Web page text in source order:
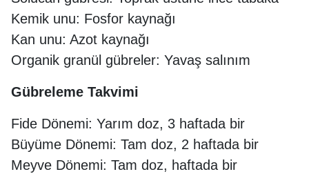
Kemik unu: Fosfor kaynağı
Kan unu: Azot kaynağı
Organik granül gübreler: Yavaş salınım
Gübreleme Takvimi
Fide Dönemi: Yarım doz, 3 haftada bir
Büyüme Dönemi: Tam doz, 2 haftada bir
Meyve Dönemi: Tam doz, haftada bir